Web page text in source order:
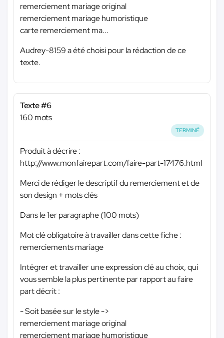
remerciement mariage original
remerciement mariage humoristique
carte remerciement ma...
Audrey-8159 a été choisi pour la rédaction de ce
texte.
Texte #6
160 mots
TERMINÉ
Produit à décrire :
http://www.monfairepart.com/faire-part-17476.html
Merci de rédiger le descriptif du remerciement et de
son design + mots clés
Dans le 1er paragraphe (100 mots)
Mot clé obligatoire à travailler dans cette fiche :
remerciements mariage
Intégrer et travailler une expression clé au choix, qui
vous semble la plus pertinente par rapport au faire
part décrit :
- Soit basée sur le style ->
remerciement mariage original
remerciement mariage humoristique